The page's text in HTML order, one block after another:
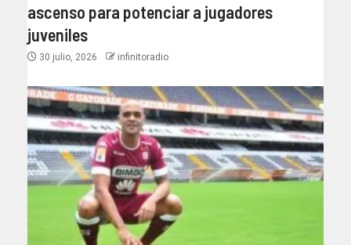
ascenso para potenciar a jugadores
juveniles
30 julio, 2026 infinitoradio